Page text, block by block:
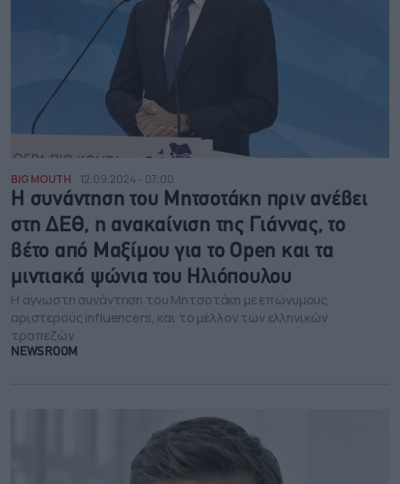
BIG MOUTH 12.09.2024 - 07:00
Η συνάντηση του Μητσοτάκη πριν ανέβει
στη ΔΕΘ, η ανακαίνιση της Γιάννας, το
βέτο από Μαξίμου για το Open και τα
μιντιακά ψώνια του Ηλιόπουλου
Η άγνωστη συνάντηση του Μητσοτάκη με επώνυμους
αριστερούς influencers, και το μέλλον των ελληνικών
τραπεζών
NEWSROOM